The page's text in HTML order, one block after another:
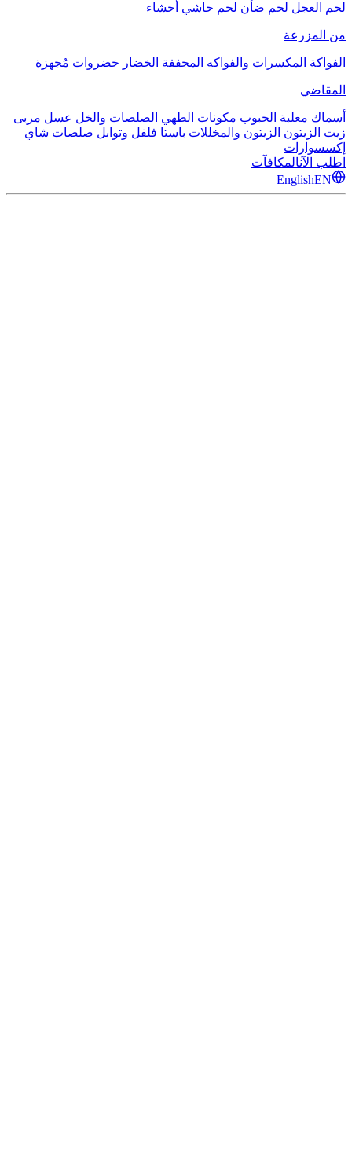
لحم العجل لحم ضأن لحم حاشي أحشاء
من المزرعة
الفواكة المكسرات والفواكه المجففة الخضار خضروات مُجهزة
المقاضي
أسماك معلبة الحبوب مكونات الطهي الصلصات والخل عسل مربى
زيت الزيتون الزيتون والمخللات باستا فلفل وتوابل صلصات شاي
إكسسوارات
اطلب الآنالمكافآت
EnglishEN